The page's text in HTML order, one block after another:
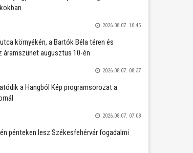
2026.08.07. 10:45
környékén, a Bartók Béla téren és
áramszünet augusztus 10-én
2026.08.07. 08:37
a Hangból Kép programsorozat a
2026.08.07. 07:08
pénteken lesz Székesfehérvár fogadalmi